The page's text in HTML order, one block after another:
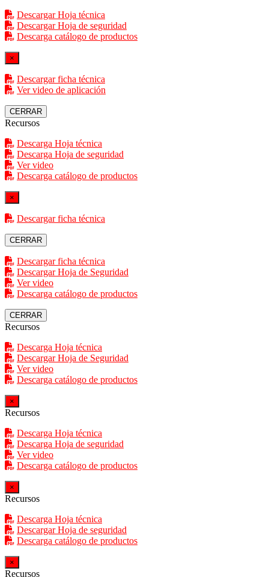
Descargar Hoja técnica
Descargar Hoja de seguridad
Descarga catálogo de productos
×
Descargar ficha técnica
Ver video de aplicación
CERRAR
Recursos
Descarga Hoja técnica
Descarga Hoja de seguridad
Ver video
Descarga catálogo de productos
×
Descargar ficha técnica
CERRAR
Descargar ficha técnica
Descargar Hoja de Seguridad
Ver video
Descarga catálogo de productos
CERRAR
Recursos
Descarga Hoja técnica
Descargar Hoja de Seguridad
Ver video
Descarga catálogo de productos
×
Recursos
Descarga Hoja técnica
Descarga Hoja de seguridad
Ver video
Descarga catálogo de productos
×
Recursos
Descarga Hoja técnica
Descargar Hoja de seguridad
Descarga catálogo de productos
×
Recursos